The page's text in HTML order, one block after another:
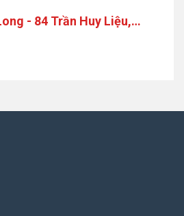
- 84 Trần Huy Liệu,